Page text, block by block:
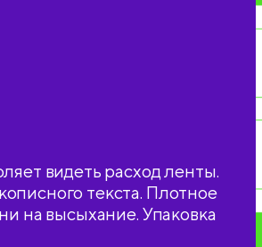
видеть расход ленты.
текста. Плотное
на высыхание. Упаковка